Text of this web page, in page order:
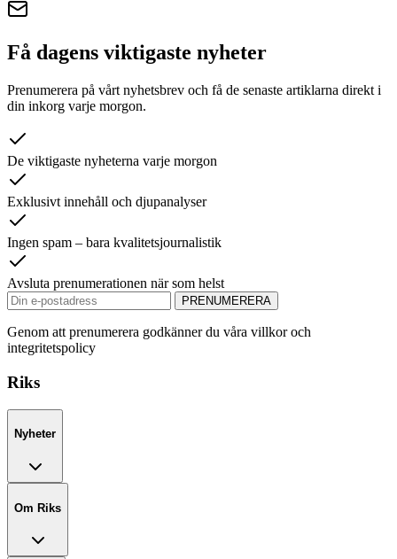
Få dagens viktigaste nyheter
Prenumerera på vårt nyhetsbrev och få de senaste artiklarna direkt i
din inkorg varje morgon.
De viktigaste nyheterna varje morgon
Exklusivt innehåll och djupanalyser
Ingen spam – bara kvalitetsjournalistik
Avsluta prenumerationen när som helst
PRENUMERERA
Genom att prenumerera godkänner du våra villkor och
integritetspolicy
Riks
Nyheter
Om Riks